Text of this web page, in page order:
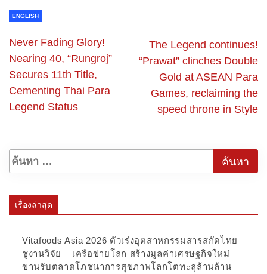
ENGLISH
Never Fading Glory!
Nearing 40, “Rungroj”
Secures 11th Title,
Cementing Thai Para
Legend Status
The Legend continues!
“Prawat” clinches Double
Gold at ASEAN Para
Games, reclaiming the
speed throne in Style
เรื่องล่าสุด
Vitafoods Asia 2026 ตัวเร่งอุตสาหกรรมสารสกัดไทย
ชูงานวิจัย – เครือข่ายโลก สร้างมูลค่าเศรษฐกิจใหม่
ขานรับตลาดโภชนาการสุขภาพโลกโตทะลุล้านล้าน